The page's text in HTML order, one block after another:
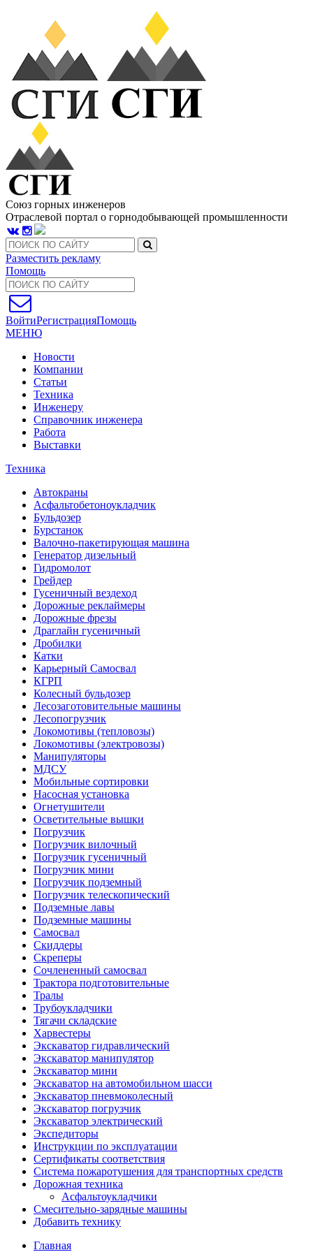
Союз горных инженеров
Отраслевой портал о горнодобывающей промышленности
Разместить рекламу
Помощь
ВойтиРегистрацияПомощь
МЕНЮ
Новости
Компании
Статьи
Техника
Инженеру
Справочник инженера
Работа
Выставки
Техника
Автокраны
Асфальтобетоноукладчик
Бульдозер
Бурстанок
Валочно-пакетирующая машина
Генератор дизельный
Гидромолот
Грейдер
Гусеничный вездеход
Дорожные реклаймеры
Дорожные фрезы
Драглайн гусеничный
Дробилки
Катки
Карьерный Самосвал
КГРП
Колесный бульдозер
Лесозаготовительные машины
Лесопогрузчик
Локомотивы (тепловозы)
Локомотивы (электровозы)
Манипуляторы
МДСУ
Мобильные сортировки
Насосная установка
Огнетушители
Осветительные вышки
Погрузчик
Погрузчик вилочный
Погрузчик гусеничный
Погрузчик мини
Погрузчик подземный
Погрузчик телескопический
Подземные лавы
Подземные машины
Самосвал
Скиддеры
Скреперы
Сочлененный самосвал
Трактора подготовительные
Тралы
Трубоукладчики
Тягачи складские
Харвестеры
Экскаватор гидравлический
Экскаватор манипулятор
Экскаватор мини
Экскаватор на автомобильном шасси
Экскаватор пневмоколесный
Экскаватор погрузчик
Экскаватор электрический
Экспедиторы
Инструкции по эксплуатации
Сертификаты соответствия
Система пожаротушения для транспортных средств
Дорожная техника
Асфальтоукладчики
Смесительно-зарядные машины
Добавить технику
Главная